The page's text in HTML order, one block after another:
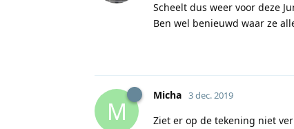
Scheelt dus weer voor deze
Ben wel benieuwd waar ze
M
Micha 3 dec. 2019
Ziet er op de tekening niet